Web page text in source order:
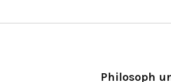
Philosoph